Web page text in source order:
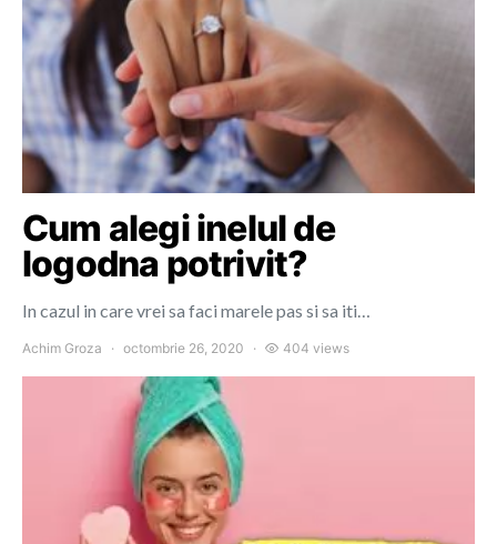
Cum alegi inelul de
logodna potrivit?
In cazul in care vrei sa faci marele pas si sa iti…
Achim Groza octombrie 26, 2020 404 views